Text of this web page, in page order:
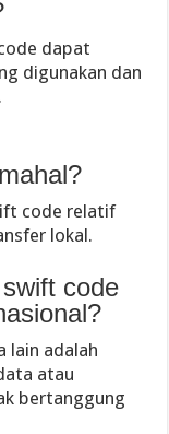
dapat
digunakan dan
code relatif
lokal.
code
lain adalah
atau
bertanggung